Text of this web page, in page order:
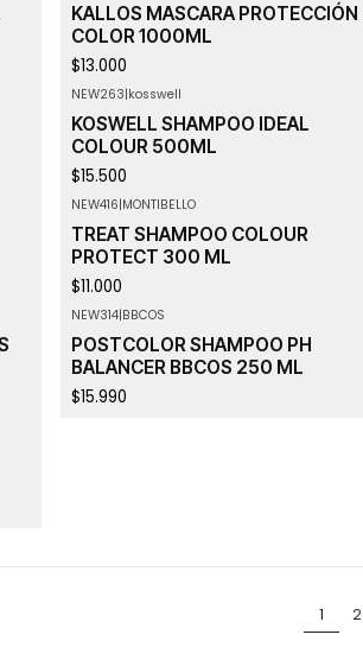
KALLOS MASCARA PROTECCIÓN
COLOR 1000ML
$13.000
NEW263|kosswell
KOSWELL SHAMPOO IDEAL
COLOUR 500ML
$15.500
NEW416|MONTIBELLO
TREAT SHAMPOO COLOUR
PROTECT 300 ML
$11.000
NEW314|BBCOS
POSTCOLOR SHAMPOO PH
BALANCER BBCOS 250 ML
$15.990
1 2